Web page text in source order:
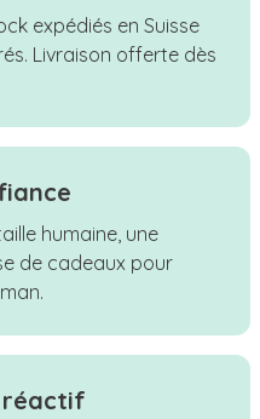
expédiés en Suisse
Livraison offerte dès
humaine, une
de cadeaux pour
réactif